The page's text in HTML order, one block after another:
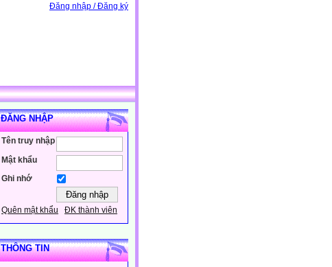
Đăng nhập / Đăng ký
ĐĂNG NHẬP
Tên truy nhập
Mật khẩu
Ghi nhớ
Quên mật khẩu ĐK thành viên
THÔNG TIN